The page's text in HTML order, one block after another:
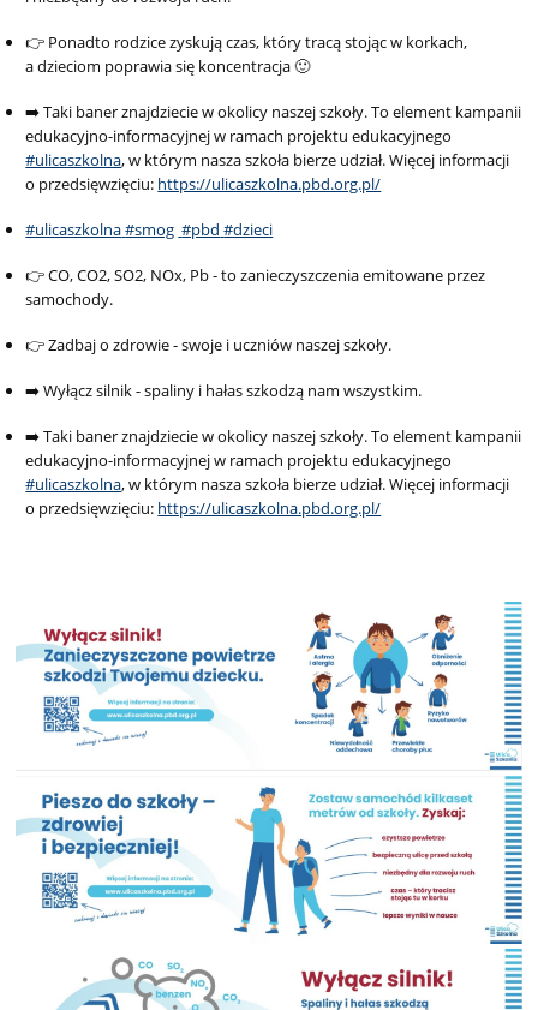
👉 Ponadto rodzice zyskują czas, który tracą stojąc w korkach,
a dzieciom poprawia się koncentracja 🙂
➡️ Taki baner znajdziecie w okolicy naszej szkoły. To element kampanii
edukacyjno-informacyjnej w ramach projektu edukacyjnego
#ulicaszkolna, w którym nasza szkoła bierze udział. Więcej informacji
o przedsięwzięciu: https://ulicaszkolna.pbd.org.pl/
#ulicaszkolna#smog #pbd #dzieci
👉 CO, CO2, SO2, NOx, Pb - to zanieczyszczenia emitowane przez
samochody.
👉 Zadbaj o zdrowie - swoje i uczniów naszej szkoły.
➡️ Wyłącz silnik - spaliny i hałas szkodzą nam wszystkim.
➡️ Taki baner znajdziecie w okolicy naszej szkoły. To element kampanii
edukacyjno-informacyjnej w ramach projektu edukacyjnego
#ulicaszkolna, w którym nasza szkoła bierze udział. Więcej informacji
o przedsięwzięciu: https://ulicaszkolna.pbd.org.pl/